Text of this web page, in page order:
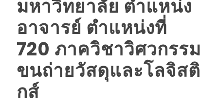
มหาวิทยาลัย ตำแหน่ง
อาจารย์ ตำแหน่งที่
720 ภาควิชาวิศวกรรม
ขนถ่ายวัสดุและโลจิสติ
กส์